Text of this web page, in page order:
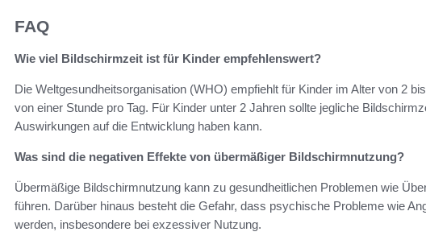
FAQ
Wie viel Bildschirmzeit ist für Kinder empfehlenswert?
Die Weltgesundheitsorganisation (WHO) empfiehlt für Kinder im Alter von 2
von einer Stunde pro Tag. Für Kinder unter 2 Jahren sollte jegliche
Auswirkungen auf die Entwicklung haben kann.
Was sind die negativen Effekte von übermäßiger Bildschirmnutzung?
Übermäßige Bildschirmnutzung kann zu gesundheitlichen Problemen wie
führen. Darüber hinaus besteht die Gefahr, dass psychische Probleme wie
werden, insbesondere bei exzessiver Nutzung.